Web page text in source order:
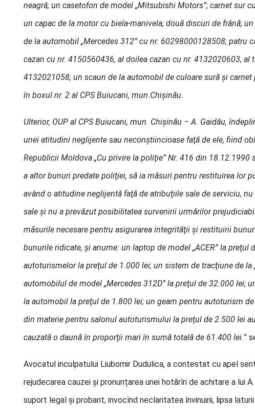
neagră; un casetofon de model „Mitsubishi Motors”; carnet sur
un capac de la motor cu biela-manivela; două discuri de frână;
de la automobil „Mercedes 312” cu nr. 60298000128508; patru
cazan cu nr. 4150560436, al doilea cazan cu nr. 4132020603,
4132021058; un scaun de la automobil de culoare sură şi carnet
în boxul nr. 2 al CPS Buiucani, mun.Chişinău.
Ulterior, OUP al CPS Buiucani, mun. Chişinău – A. Gaidău,
unei atitudini neglijente sau neconştiincioase faţă de ele, fiind
Republicii Moldova „Cu privire la poliţie” Nr. 416 din
a altor bunuri predate poliţiei, să ia măsuri pentru restituirea lor
având o atitudine neglijentă faţă de atribuţiile sale de serviciu,
sale şi nu a prevăzut posibilitatea survenirii urmărilor
măsurile necesare pentru asigurarea integrităţii şi restituirii
bunurile ridicate, şi anume: un laptop de model „ACER” la
autoturismelor la preţul de 1.000 lei; un sistem de tracţiune de
automobilul de model „Mercedes 312D” la preţul de 32.000 lei;
la automobil la preţul de 1.800 lei; un geam pentru autoturism de
din materie pentru salonul autoturismului la preţul de 2.500 lei
cauzată o daună în proporţii mari în sumă totală de 61.400 lei.”
Avocatul inculpatului Liubomir Dudulica, a contestat cu apel
rejudecarea cauzei și pronunțarea unei hotărîri de achitare a lui
suport legal și probant, invocînd neclaritatea învinuirii, lipsa